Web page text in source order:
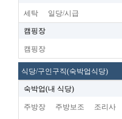
세탁 일당/시급
캠핑장
캠핑장
식당/구인구직(숙박업식당)
숙박업(내 식당)
주방장 주방보조 조리사